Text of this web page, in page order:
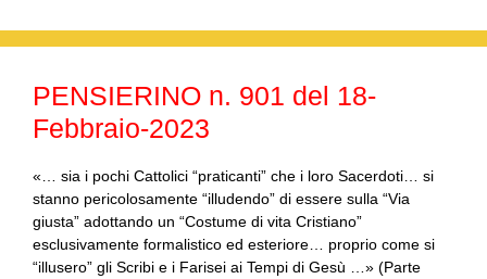
o
o
k
p
p
m di
PENSIERINO n. 901 del 18-
Febbraio-2023
«… sia i pochi Cattolici “praticanti” che i loro Sacerdoti… si
stanno pericolosamente “illudendo” di essere sulla “Via
giusta” adottando un “Costume di vita Cristiano”
esclusivamente formalistico ed esteriore… proprio come si
“illusero” gli Scribi e i Farisei ai Tempi di Gesù …» (Parte